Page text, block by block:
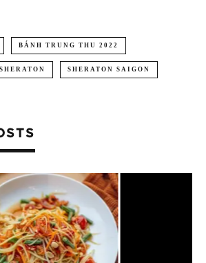
BÁNH TRUNG THU 2022
SHERATON SAIGON